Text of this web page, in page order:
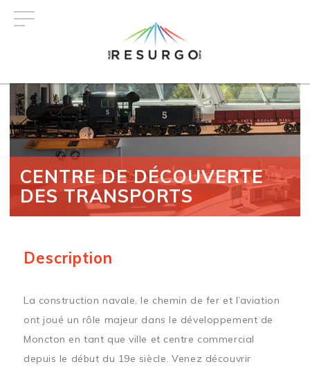
CENTRE DE DÉCOUVERTE
DES TRANSPORTS
Description
La construction navale, le chemin de fer et l’aviation
ont joué un rôle majeur dans le développement de
Moncton en tant que ville et centre commercial
depuis le début du 19e siècle. Venez découvrir